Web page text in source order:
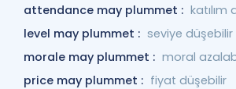
attendance may plummet : katılım
level may plummet : seviye düşebilir
morale may plummet : moral
price may plummet : fiyat düşebilir